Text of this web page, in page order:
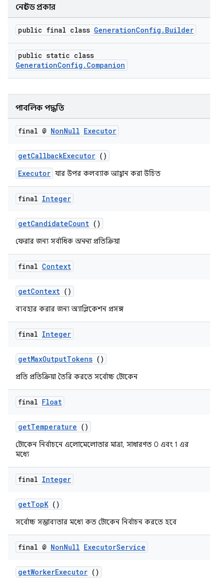
নেস্টেড প্রকার
public final class GenerationConfig.Builder
public static class
GenerationConfig.Companion
পাবলিক পদ্ধতি
final @ NonNull Executor
getCallbackExecutor ()
Executor যার উপর কলব্যাক আহ্বান করা উচিত
final Integer
getCandidateCount ()
ফেরার জন্য সর্বাধিক অনন্যপ্রতিক্রিয়া
final Context
getContext ()
ব্যবহার করার জন্য অ্যাপ্লিকেশন প্রসঙ্গ
final Integer
getMaxOutputTokens ()
প্রতি প্রতিক্রিয়া তৈরি করতে সর্বোচ্চ টোকেন
final Float
getTemperature ()
টোকেন নির্বাচনে এলোমেলোতার মাত্রা, সাধারণত 0 এবং 1 এর
মধ্যে
final Integer
getTopK()
সর্বোচ্চ সম্ভাব্যতার মধ্যে কত টোকেন নির্বাচন করতে হবে
final @ NonNull ExecutorService
getWorkerExecutor ()